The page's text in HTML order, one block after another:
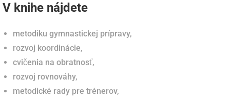
V knihe nájdete
metodiku gymnastickej prípravy,
rozvoj koordinácie,
cvičenia na obratnosť,
rozvoj rovnováhy,
metodické rady pre trénerov,